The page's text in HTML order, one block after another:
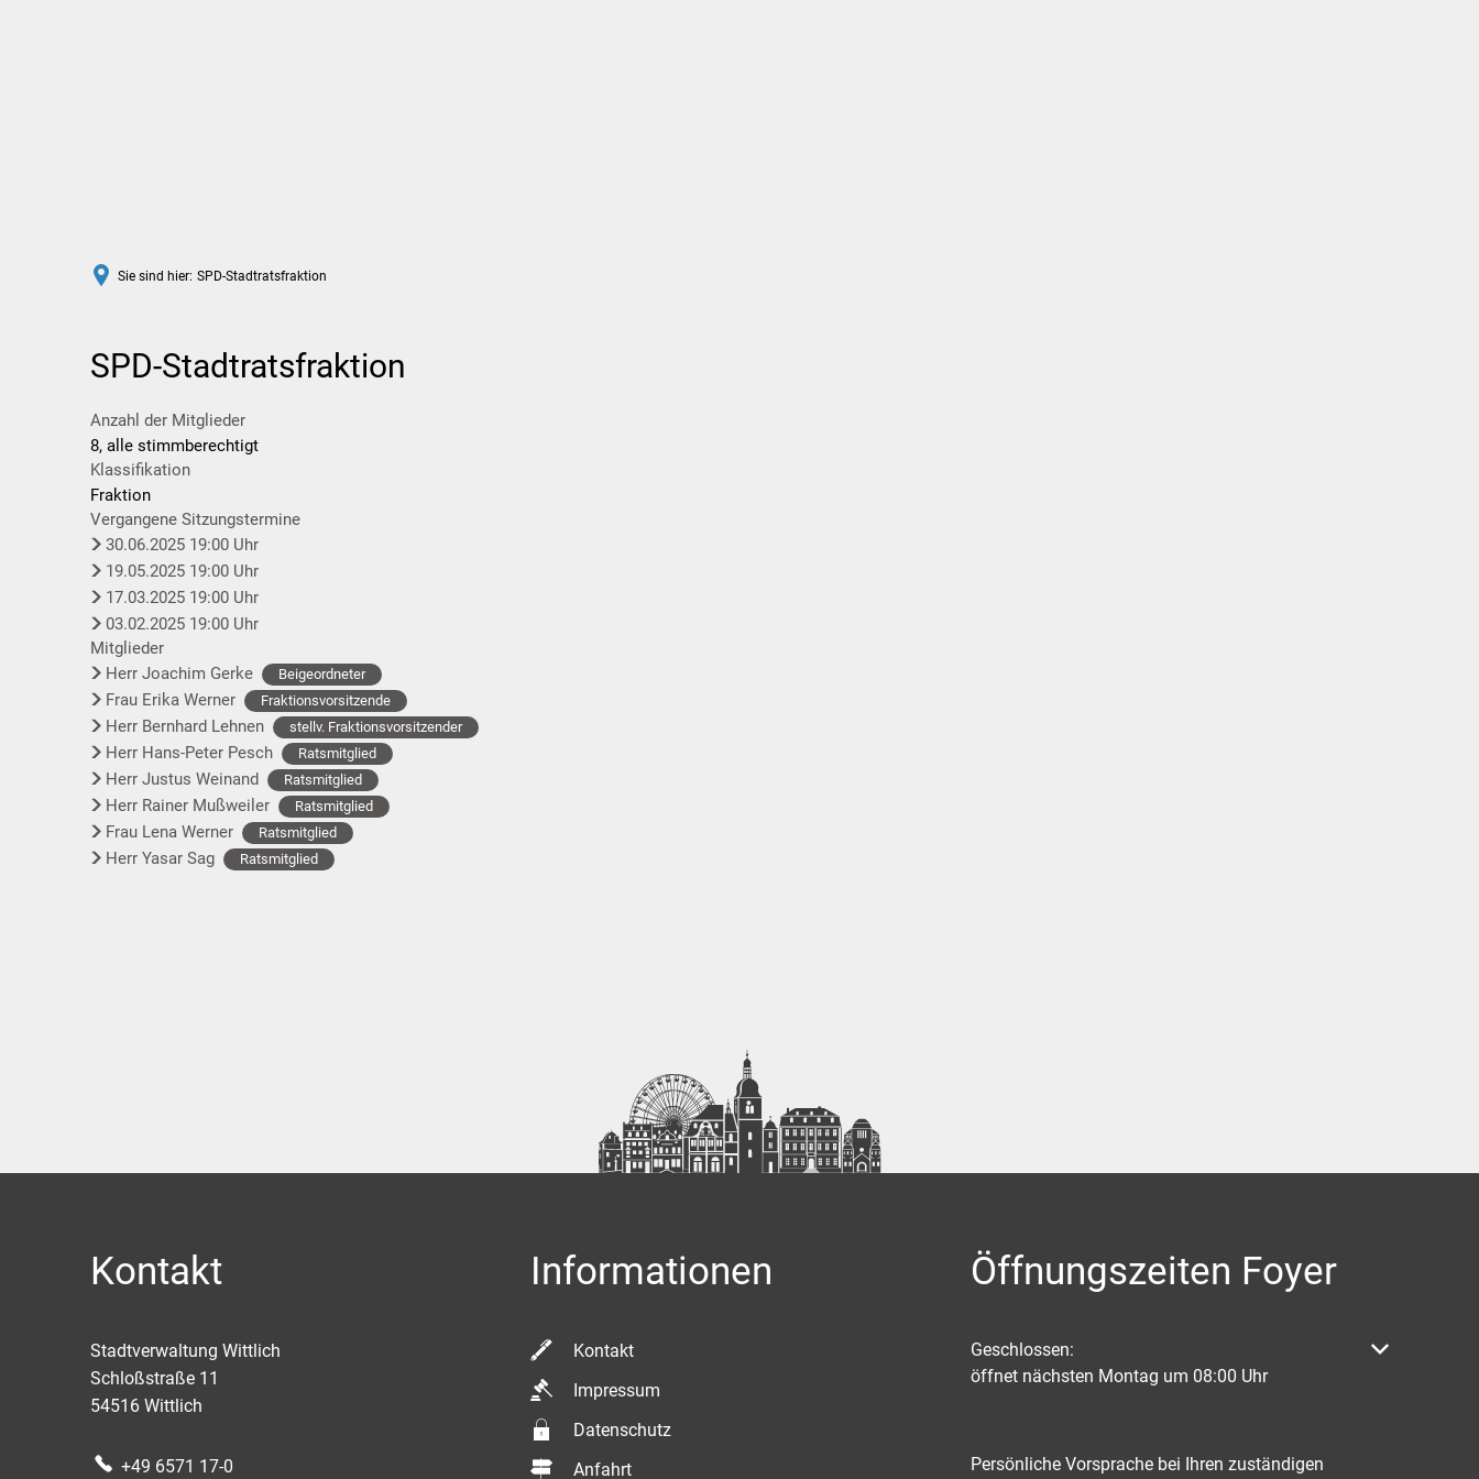
Sie sind hier: SPD-Stadtratsfraktion
SPD-Stadtratsfraktion
Anzahl der Mitglieder
8, alle stimmberechtigt
Klassifikation
Fraktion
Vergangene Sitzungstermine
30.06.2025 19:00 Uhr
19.05.2025 19:00 Uhr
17.03.2025 19:00 Uhr
03.02.2025 19:00 Uhr
Mitglieder
Herr Joachim Gerke
Beigeordneter
Frau Erika Werner Fraktionsvorsitzende
Herr Bernhard Lehnen stellv. Fraktionsvorsitzender
Herr Hans-Peter Pesch Ratsmitglied
Herr Justus Weinand Ratsmitglied
Herr Rainer Mußweiler Ratsmitglied
Frau Lena Werner Ratsmitglied
Herr Yasar Sag Ratsmitglied
Kontakt
Stadtverwaltung Wittlich
Schloßstraße 11
54516 Wittlich
+49 6571 17-0
Informationen
Kontakt
Impressum
Datenschutz
Anfahrt
Öffnungszeiten Foyer
Klicken, um weitere Öffnungs- oder Schließzeiten auszublenden
Geschlossen:
öffnet nächsten Montag um 08:00 Uhr
Persönliche Vorsprache bei Ihren zuständigen